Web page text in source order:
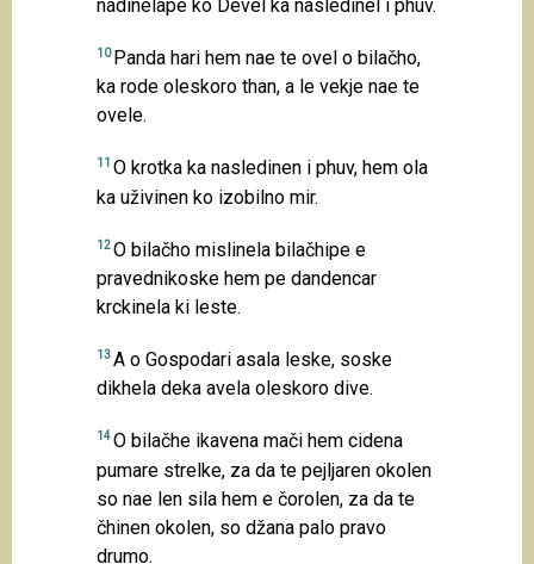
nadinelape ko Devel ka nasledinel i phuv.
10 Panda hari hem nae te ovel o bilačho,
ka rode oleskoro than, a le vekje nae te
ovele.
11 O krotka ka nasledinen i phuv, hem ola
ka uživinen ko izobilno mir.
12O bilačho mislinela bilačhipe e
pravednikoske hem pe dandencar
krckinela ki leste.
13A o Gospodari asala leske, soske
dikhela deka avela oleskoro dive.
14O bilačhe ikavena mači hem cidena
pumare strelke, za da te pejljaren okolen
so nae len sila hem e čorolen, za da te
čhinen okolen, so džana palo pravo
drumo.